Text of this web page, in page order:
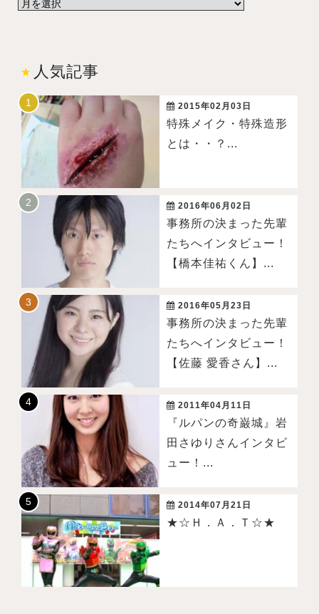
人気記事
2015年02月03日
特殊メイク・特殊造形
とは・・？...
2016年06月02日
事務所の決まった先輩
たちへインタビュー！
【橋本佳祐くん】...
2016年05月23日
事務所の決まった先輩
たちへインタビュー！
【佐藤 愛香さん】...
2011年04月11日
『ルパンの奇巌城』岩
田さゆりさんインタビ
ュー！...
2014年07月21日
★☆Ｈ．Ａ．Ｔ☆★